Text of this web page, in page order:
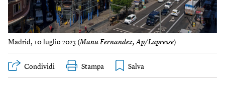
Madrid, 10 luglio 2023 (Manu Fernandez, Ap/Lapresse)
Condividi Stampa